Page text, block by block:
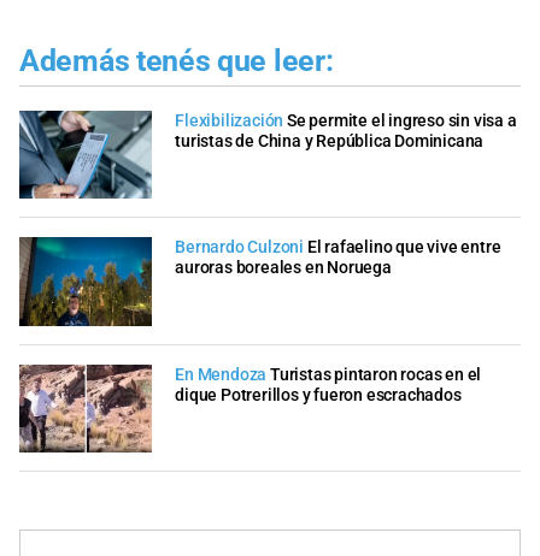
Además tenés que leer:
Flexibilización Se permite el ingreso sin visa a
turistas de China y República Dominicana
Bernardo Culzoni El rafaelino que vive entre
auroras boreales en Noruega
En Mendoza Turistas pintaron rocas en el
dique Potrerillos y fueron escrachados